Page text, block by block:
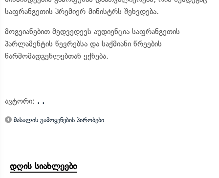
საფრანგეთის პრემიერ-მინისტრს შეხვდება.
მოგვიანებით მედვედევს აუდიენცია საფრანგეთის
პარლამენტის წევრებსა და საქმიანი წრეების
წარმომადგენლებთან ექნება.
ავტორი: . .
მასალის გამოყენების პირობები
დღის სიახლეები